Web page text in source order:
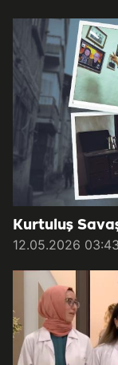
Kurtuluş
12.05.2026 03:43